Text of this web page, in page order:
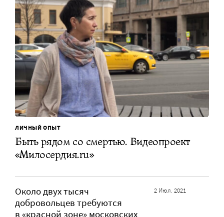
ЛИЧНЫЙ ОПЫТ
Быть рядом со смертью. Видеопроект
«Милосердия.ru»
Около двух тысяч
добровольцев требуются
в «красной зоне» московских
2 Июл. 2021